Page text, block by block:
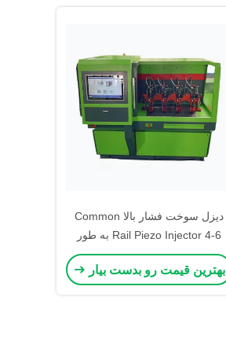
دیزل سوخت فشار بالا Common
Rail Piezo Injector 4-6 به طور
همزمان بنک آزمایش
بهترین قیمت رو بدست بیار